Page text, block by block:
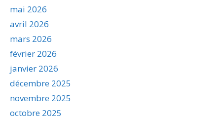
mai 2026
avril 2026
mars 2026
février 2026
janvier 2026
décembre 2025
novembre 2025
octobre 2025